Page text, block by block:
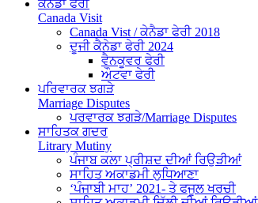
ਕਨੇਡਾ ਫੇਰੀ
Canada Visit
Canada Vist / ਕੇਨੈਡਾ ਫੇਰੀ 2018
ਦੂਜੀ ਕੈਨੇਡਾ ਫੇਰੀ 2024
ਵੈਨਕੂਵਰ ਫੇਰੀ
ਔਟਵਾ ਫੇਰੀ
ਪਰਿਵਾਰਕ ਝਗੜੇ
Marriage Disputes
ਪਰਵਾਰਕ ਝਗੜੇ/Marriage Disputes
ਸਾਹਿਤਕ ਗਦਰ
Litrary Mutiny
ਪੰਜਾਬ ਕਲਾ ਪ੍ਰੀਸ਼ਦ ਦੀਆਂ ਰਿਉੜੀਆਂ
ਸਾਹਿਤ ਅਕਾਡਮੀ ਲੁਧਿਆਣਾ
‘ਪੰਜਾਬੀ ਮਾਹ’ 2021- ਤੇ ਫਜੂਲ ਖਰਚੀ